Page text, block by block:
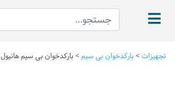
تجهیزات>بارکدخوان بی سیم>بارکدخوان بی سیم هانیول Voyager XP 1472g